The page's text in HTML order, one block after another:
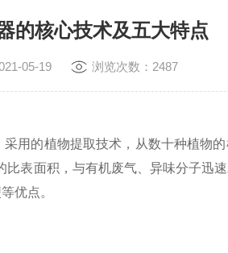
的核心技术及五大特点
05-19 浏览次数：2487
的植物提取技术，从数十种植物的
表面积，与有机废气、异味分子迅
优点。